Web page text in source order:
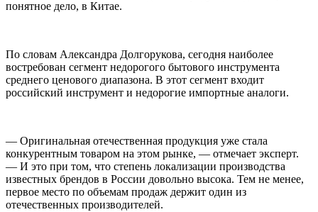
понятное дело, в Китае.
По словам Александра Долгорукова, сегодня наиболее
востребован сегмент недорогого бытового инструмента
среднего ценового диапазона. В этот сегмент входит
российский инструмент и недорогие импортные аналоги.
— Оригинальная отечественная продукция уже стала
конкурентным товаром на этом рынке, — отмечает эксперт.
— И это при том, что степень локализации производства
известных брендов в России довольно высока. Тем не менее,
первое место по объемам продаж держит один из
отечественных производителей.